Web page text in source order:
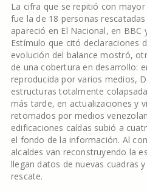
La cifra que se repitió con
fue la de 18 personas
apareció en El Nacional, en BBC
Estímulo que citó declaraciones
evolución del balance mostró,
de una cobertura en desarrollo:
reproducida por varios medios,
estructuras totalmente
más tarde, en actualizaciones y
retomados por medios
edificaciones caídas subió a
el fondo de la información. Al
alcaldes van reconstruyendo la
llegan datos de nuevas cuadras
rescate.